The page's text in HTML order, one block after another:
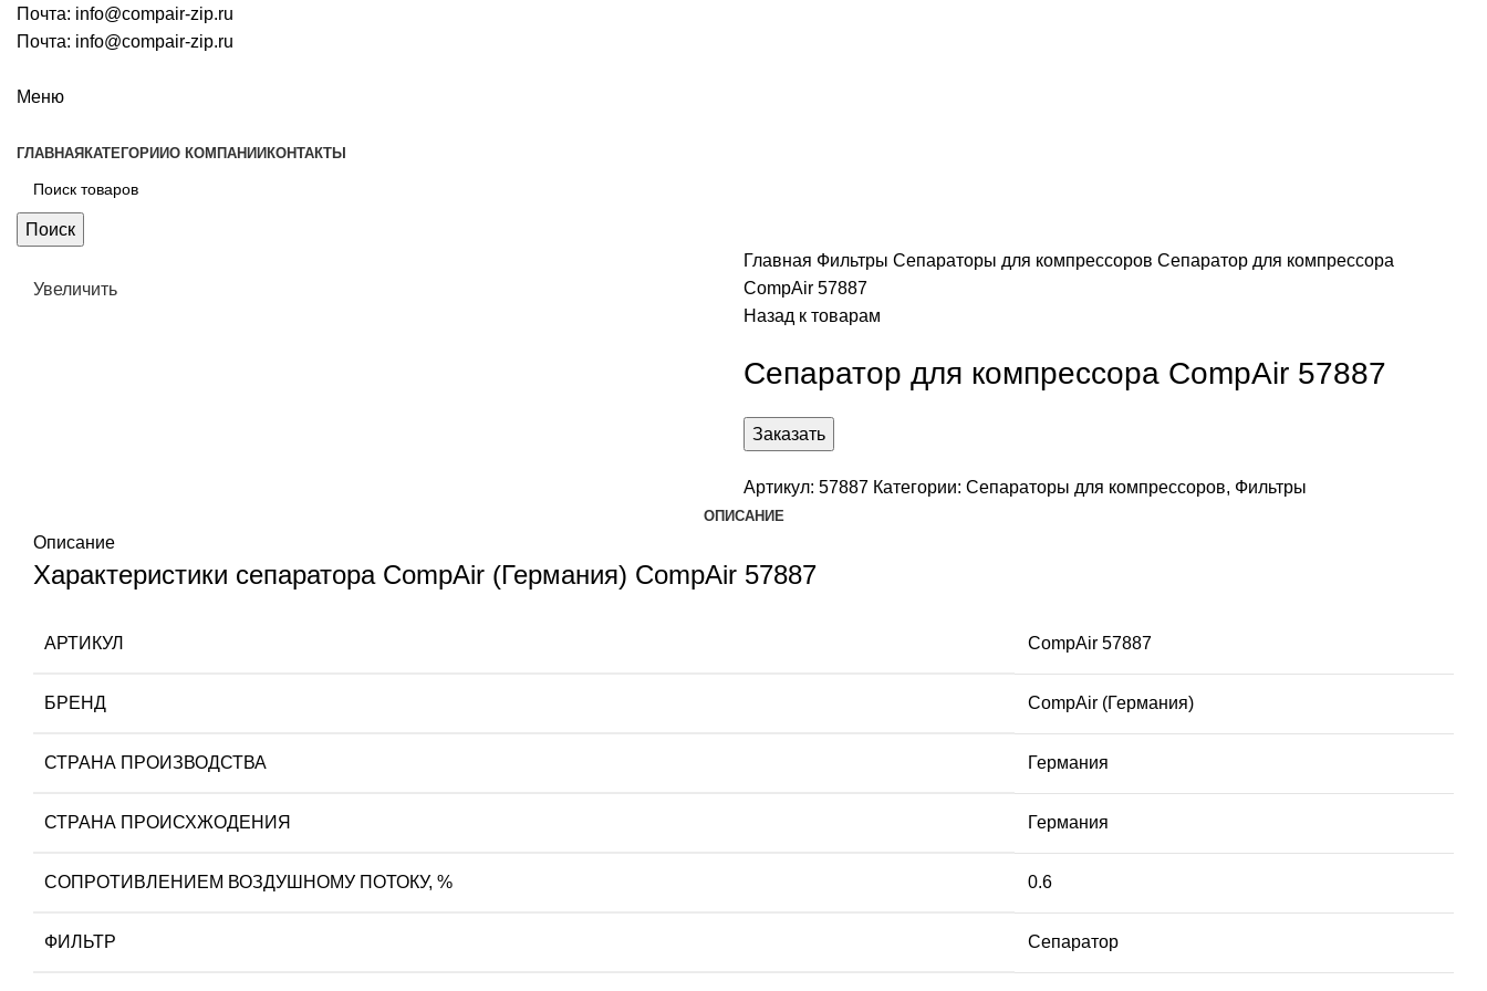
Почта: info@compair-zip.ru
Почта: info@compair-zip.ru
Меню
ГЛАВНАЯ КАТЕГОРИИО КОМПАНИИ КОНТАКТЫ
Поиск
Увеличить
Главная Фильтры Сепараторы для компрессоров Сепаратор для компрессора
CompAir 57887
Назад к товарам
Сепаратор для компрессора CompAir 57887
Заказать
Артикул: 57887 Категории: Сепараторы для компрессоров, Фильтры
ОПИСАНИЕ
Описание
Характеристики сепаратора CompAir (Германия) CompAir 57887
АРТИКУЛ CompAir 57887
БРЕНД CompAir (Германия)
СТРАНА ПРОИЗВОДСТВА Германия
СТРАНА ПРОИСХЖОДЕНИЯ Германия
СОПРОТИВЛЕНИЕМ ВОЗДУШНОМУ ПОТОКУ, % 0.6
ФИЛЬТР Сепаратор